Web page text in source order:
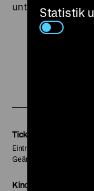
unterschätzende
Tickets
Eintritt 5 €
Geänderte Preise sind
Kinokasse
Statistik